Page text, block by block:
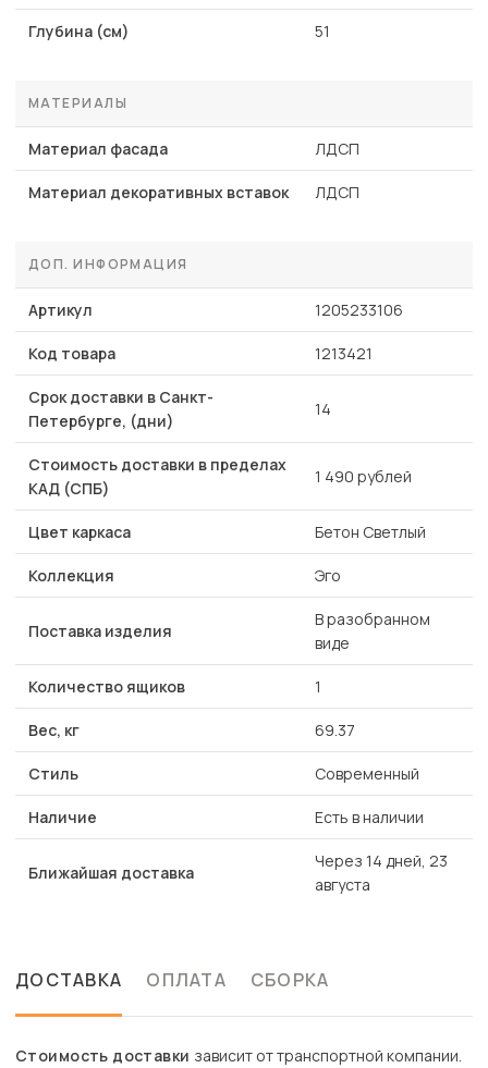
Глубина (см) 51
МАТЕРИАЛЫ
Материал фасада ЛДСП
Материал декоративных вставок ЛДСП
ДОП. ИНФОРМАЦИЯ
Артикул 1205233106
Код товара 1213421
Срок доставки в Санкт-
Петербурге, (дни)
14
Стоимость доставки в пределах
КАД (СПБ)
1 490 рублей
Цвет каркаса Бетон Светлый
Коллекция Эго
Поставка изделия
В разобранном
виде
Количество ящиков 1
Вес, кг 69.37
Стиль Современный
Наличие Есть в наличии
Ближайшая доставка
Через 14 дней, 23
августа
ДОСТАВКА ОПЛАТА СБОРКА
Стоимость доставки зависит от транспортной компании.